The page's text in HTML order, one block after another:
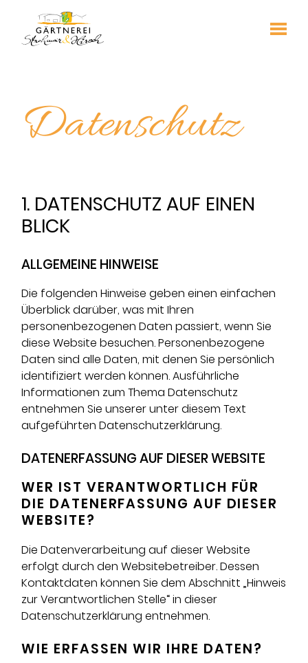
Datenschutz
1. DATENSCHUTZ AUF EINEN
BLICK
ALLGEMEINE HINWEISE
Die folgenden Hinweise geben einen einfachen
Überblick darüber, was mit Ihren
personenbezogenen Daten passiert, wenn Sie
diese Website besuchen. Personenbezogene
Daten sind alle Daten, mit denen Sie persönlich
identifiziert werden können. Ausführliche
Informationen zum Thema Datenschutz
entnehmen Sie unserer unter diesem Text
aufgeführten Datenschutzerklärung.
DATENERFASSUNG AUF DIESER WEBSITE
WER IST VERANTWORTLICH FÜR
DIE DATENERFASSUNG AUF DIESER
WEBSITE?
Die Datenverarbeitung auf dieser Website
erfolgt durch den Websitebetreiber. Dessen
Kontaktdaten können Sie dem Abschnitt „Hinweis
zur Verantwortlichen Stelle“ in dieser
Datenschutzerklärung entnehmen.
WIE ERFASSEN WIR IHRE DATEN?